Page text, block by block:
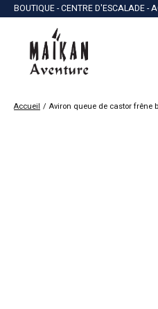
BOUTIQUE - CENTRE D'ESCALADE -
Accueil / Aviron queue de castor frêne